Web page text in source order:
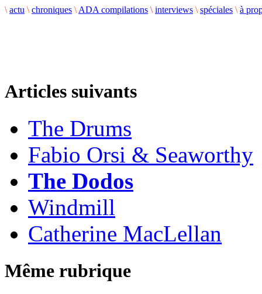
\ actu \ chroniques \ ADA compilations \ interviews \ spéciales \ à
Articles suivants
The Drums
Fabio Orsi & Seaworthy
The Dodos
Windmill
Catherine MacLellan
Même rubrique